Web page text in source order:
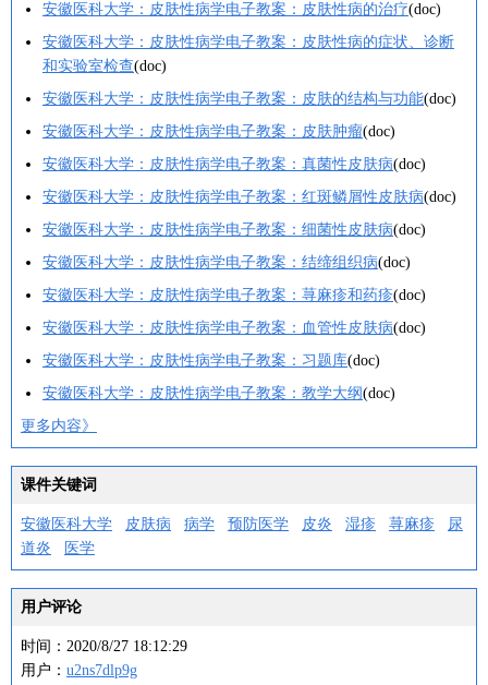
安徽医科大学：皮肤性病学电子教案：皮肤性病的治疗(doc)
安徽医科大学：皮肤性病学电子教案：皮肤性病的症状、诊断
和实验室检查(doc)
安徽医科大学：皮肤性病学电子教案：皮肤的结构与功能(doc)
安徽医科大学：皮肤性病学电子教案：皮肤肿瘤(doc)
安徽医科大学：皮肤性病学电子教案：真菌性皮肤病(doc)
安徽医科大学：皮肤性病学电子教案：红斑鳞屑性皮肤病(doc)
安徽医科大学：皮肤性病学电子教案：细菌性皮肤病(doc)
安徽医科大学：皮肤性病学电子教案：结缔组织病(doc)
安徽医科大学：皮肤性病学电子教案：荨麻疹和药疹(doc)
安徽医科大学：皮肤性病学电子教案：血管性皮肤病(doc)
安徽医科大学：皮肤性病学电子教案：习题库(doc)
安徽医科大学：皮肤性病学电子教案：教学大纲(doc)
更多内容》
课件关键词
安徽医科大学 皮肤病 病学 预防医学 皮炎 湿疹 荨麻疹
尿
道炎
医学
用户评论
时间：2020/8/27 18:12:29
用户： u2ns7dlp9g